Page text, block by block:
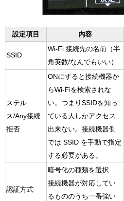
設定項目 内容
SSID
Wi-Fi 接続先の名前（半
角英数/なんでもいい）
ステル
ス/Any接続
拒否
ONにすると接続機器か
らWi-Fiを検索されな
い。つまりSSIDを知っ
ている人しかアクセス
出来ない。接続機器側
では SSID を手動で指定
する必要がある。
認証方式
暗号化の種類を選択
接続機器が対応してい
るもののうち一番強い